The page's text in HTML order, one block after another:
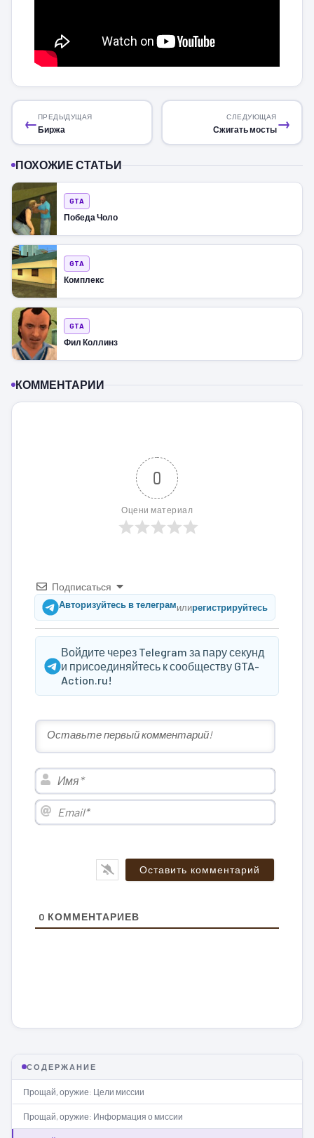
←ПРЕДЫДУЩАЯ
Биржа →
СЛЕДУЮЩАЯ
Сжигать мосты
ПОХОЖИЕ СТАТЬИ
GTA
Победа Чоло
GTA
Комплекс
GTA
Фил Коллинз
КОММЕНТАРИИ
0
Оцени материал
Подписаться
Авторизуйтесь в телеграмилирегистрируйтесь
Войдите через Telegram за пару секунд
и присоединяйтесь к сообществу GTA-
Action.ru!
Имя*
Email*
0 КОММЕНТАРИЕВ
СОДЕРЖАНИЕ
Прощай, оружие: Цели миссии
Прощай, оружие: Информация о миссии